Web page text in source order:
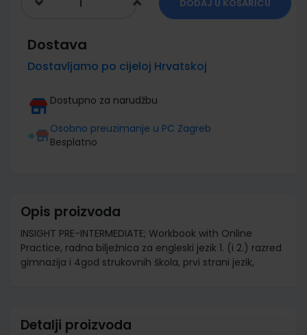
DODAJ U KOŠARICU
Dostava
Dostavljamo po cijeloj Hrvatskoj
Dostupno za narudžbu
Osobno preuzimanje u PC Zagreb
Besplatno
Opis proizvoda
INSIGHT PRE-INTERMEDIATE; Workbook with Online
Practice, radna bilježnica za engleski jezik 1. (i 2.) razred
gimnazija i 4god strukovnih škola, prvi strani jezik,
Detalji proizvoda